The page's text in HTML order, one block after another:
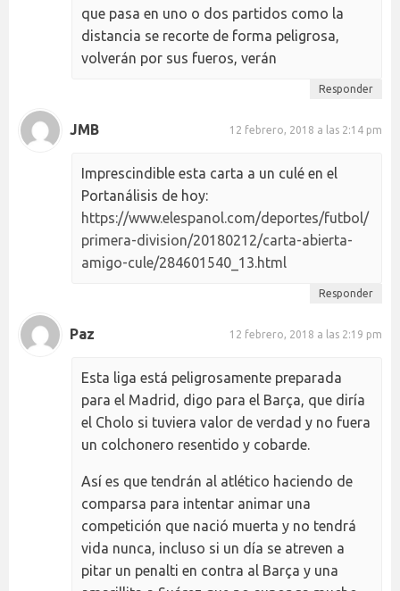
que pasa en uno o dos partidos como la
distancia se recorte de forma peligrosa,
volverán por sus fueros, verán
Responder
JMB 12 febrero, 2018 a las 2:14 pm
Imprescindible esta carta a un culé en el
Portanálisis de hoy:
https://www.elespanol.com/deportes/futbol/
primera-division/20180212/carta-abierta-
amigo-cule/284601540_13.html
Responder
Paz 12 febrero, 2018 a las 2:19 pm
Esta liga está peligrosamente preparada
para el Madrid, digo para el Barça, que diría
el Cholo si tuviera valor de verdad y no fuera
un colchonero resentido y cobarde.
Así es que tendrán al atlético haciendo de
comparsa para intentar animar una
competición que nació muerta y no tendrá
vida nunca, incluso si un día se atreven a
pitar un penalti en contra al Barça y una